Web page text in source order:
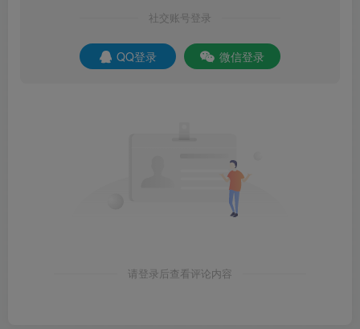
社交账号登录
QQ登录 微信登录
请登录后查看评论内容